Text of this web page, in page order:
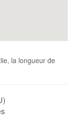
la longueur de